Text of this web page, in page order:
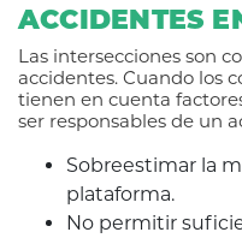
ACCIDENTES
Las intersecciones son
accidentes. Cuando los
tienen en cuenta
ser responsables de un
Sobreestimar la
plataforma.
No permitir